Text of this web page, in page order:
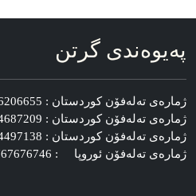
په‌یوه‌ندی گرتن
ژماره‌ی ته‌له‌فۆن کوردستان : 07506206655 (00964)
ژماره‌ی ته‌له‌فۆن کوردستان : 07504687209 (00964)
ژماره‌ی ته‌له‌فۆن کوردستان : 07504497138 (00964)
ژماره‌ی ته‌له‌فۆن ئوروپا : 0767676746 (0046)